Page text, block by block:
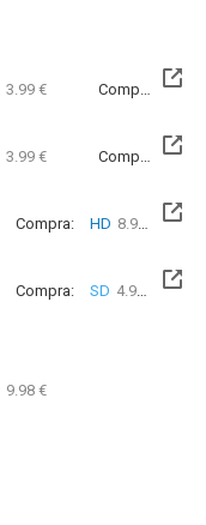
3.99 € Compra: SD
3.99 € Compra: SD
Compra: HD 8.99 €
Compra: SD 4.99 € HD
9.98 €